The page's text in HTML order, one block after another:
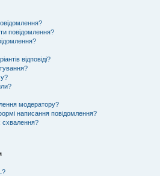
повідомлення?
відповіді?
модератору?
написання повідомлення?
схвалення?